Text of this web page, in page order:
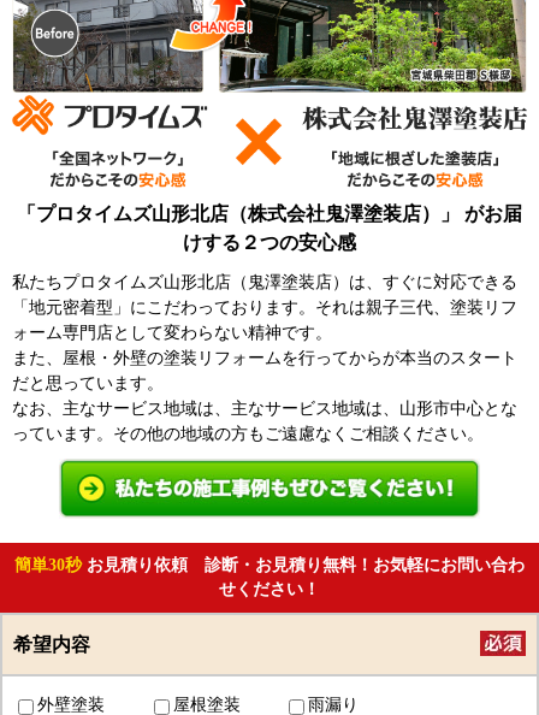
「プロタイムズ山形北店（株式会社鬼澤塗装店）」 がお届
けする２つの安心感
私たちプロタイムズ山形北店（鬼澤塗装店）は、すぐに対応できる
「地元密着型」にこだわっております。それは親子三代、塗装リフ
ォーム専門店として変わらない精神です。
また、屋根・外壁の塗装リフォームを行ってからが本当のスタート
だと思っています。
なお、主なサービス地域は、主なサービス地域は、山形市中心とな
っています。その他の地域の方もご遠慮なくご相談ください。
簡単30秒 お見積り依頼 診断・お見積り無料！お気軽にお問い合わ
せください！
希望内容
外壁塗装 屋根塗装
雨漏り